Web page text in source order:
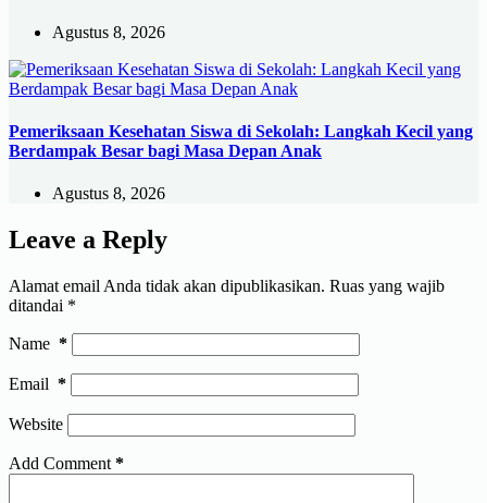
Agustus 8, 2026
Pemeriksaan Kesehatan Siswa di Sekolah: Langkah Kecil yang
Berdampak Besar bagi Masa Depan Anak
Agustus 8, 2026
Leave a Reply
Alamat email Anda tidak akan dipublikasikan. Ruas yang wajib
ditandai *
Name *
Email *
Website
Add Comment *